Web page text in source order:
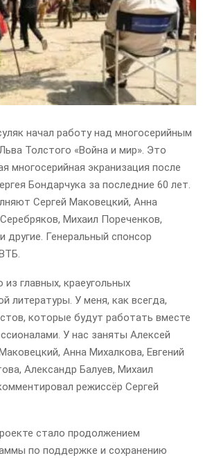
начал работу над многосерийным
Толстого «Война и мир». Это
многосерийная экранизация после
Бондарчука за последние 60 лет.
Сергей Маковецкий, Анна
Михаил Пореченков,
другие. Генеральный спонсор
главных, краеугольных
литературы. У меня, как всегда,
которые будут работать вместе
У нас заняты Алексей
Анна Михалкова, Евгений
Александр Балуев, Михаил
режиссёр Сергей
стало продолжением
по поддержке и сохранению